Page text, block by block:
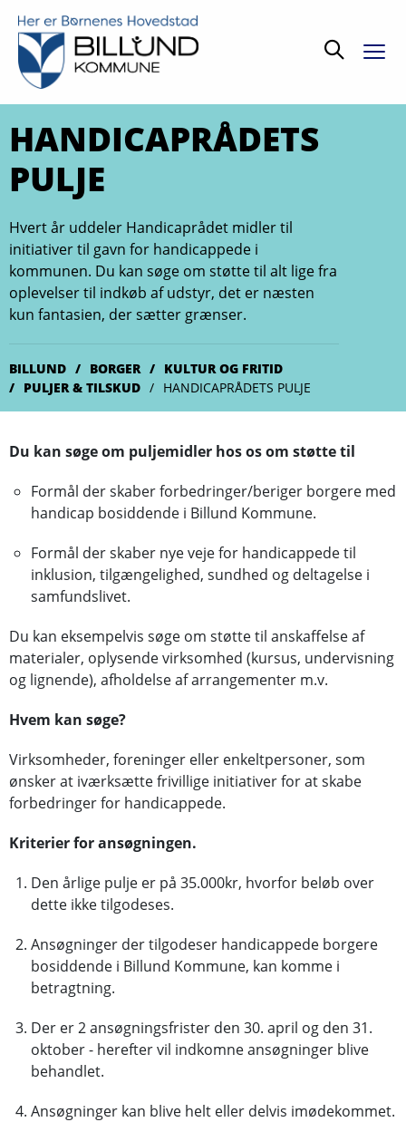
Søg
HANDICAPRÅDETS
PULJE
Hvert år uddeler Handicaprådet midler til
initiativer til gavn for handicappede i
kommunen. Du kan søge om støtte til alt lige fra
oplevelser til indkøb af udstyr, det er næsten
kun fantasien, der sætter grænser.
BILLUND BORGER
KULTUR OG FRITID
PULJER & TILSKUD
HANDICAPRÅDETS PULJE
Du kan søge om puljemidler hos os om støtte til
Formål der skaber forbedringer/beriger borgere med
handicap bosiddende i Billund Kommune.
Formål der skaber nye veje for handicappede til
inklusion, tilgængelighed, sundhed og deltagelse i
samfundslivet.
Du kan eksempelvis søge om støtte til anskaffelse af
materialer, oplysende virksomhed (kursus, undervisning
og lignende), afholdelse af arrangementer m.v.
Hvem kan søge?
Virksomheder, foreninger eller enkeltpersoner, som
ønsker at iværksætte frivillige initiativer for at skabe
forbedringer for handicappede.
Kriterier for ansøgningen.
Den årlige pulje er på 35.000kr, hvorfor beløb over
dette ikke tilgodeses.
Ansøgninger der tilgodeser handicappede borgere
bosiddende i Billund Kommune, kan komme i
betragtning.
Der er 2 ansøgningsfrister den 30. april og den 31.
oktober - herefter vil indkomne ansøgninger blive
behandlet.
Ansøgninger kan blive helt eller delvis imødekommet.